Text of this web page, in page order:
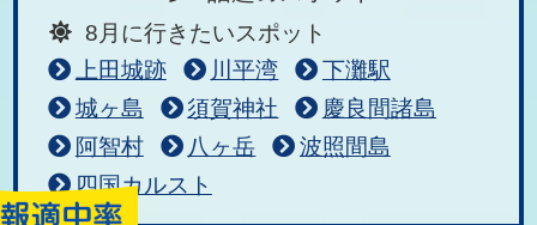
8月に行きたいスポット
上田城跡
川平湾
下灘駅
城ヶ島
須賀神社
慶良間諸島
阿智村
八ヶ岳
波照間島
四国カルスト